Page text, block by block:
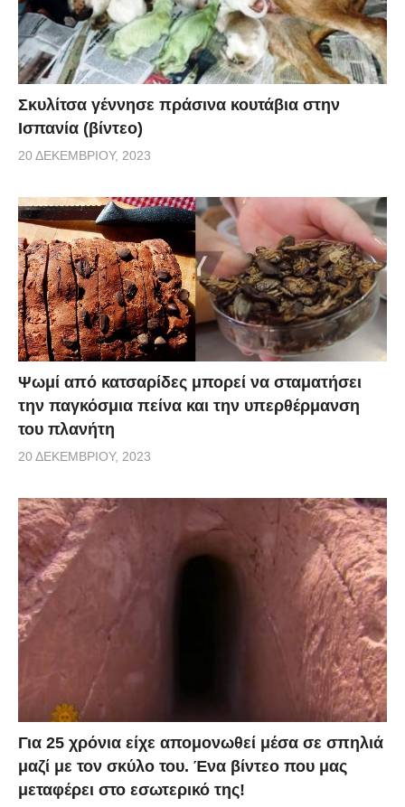
Σκυλίτσα γέννησε πράσινα κουτάβια στην
Ισπανία (βίντεο)
20 ΔΕΚΕΜΒΡΊΟΥ, 2023
Ψωμί από κατσαρίδες μπορεί να σταματήσει
την παγκόσμια πείνα και την υπερθέρμανση
του πλανήτη
20 ΔΕΚΕΜΒΡΊΟΥ, 2023
Για 25 χρόνια είχε απομονωθεί μέσα σε σπηλιά
μαζί με τον σκύλο του. Ένα βίντεο που μας
μεταφέρει στο εσωτερικό της!